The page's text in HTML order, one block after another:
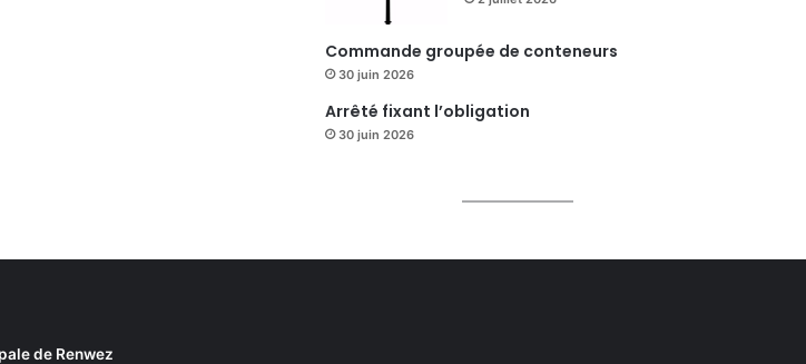
Commande groupée de conteneurs
30 juin 2026
Arrêté fixant l’obligation
30 juin 2026
de Renwez